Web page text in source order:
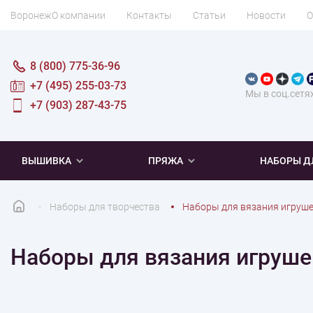
ВоронежО компании Контакты Статьи Новости
Мы в
8 (800) 775-36-96
+7 (495) 255-03-73
+7 (903) 287-43-75
ВЫШИВКА
Новинки
Хиты продаж Распродажа Под заказ
ПРЯЖА
Новинки
Распродажа Летняя пряжа Мягкая
НАБОРЫ
Микровышивка
Наборы для вязания одежды Наборы
Мулине
Нитки DMC Нитки Madeira Нитки Rico Design
Наборы для творчества Наборы для вязания
Наборы для вязания